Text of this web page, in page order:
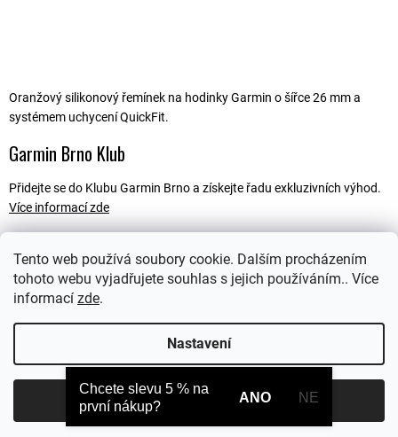
Tento web používá soubory cookie. Dalším procházením
tohoto webu vyjadřujete souhlas s jejich používáním.. Více
informací zde.
Nastavení
Oranžový silikonový řemínek na hodinky Garmin o šířce 26 mm a
systémem uchycení QuickFit.
Garmin Brno Klub
Přidejte se do Klubu Garmin Brno a získejte řadu exkluzivních výhod.
Více informací zde
Popis
Chcete slevu 5 % na
první nákup?
ANO NE